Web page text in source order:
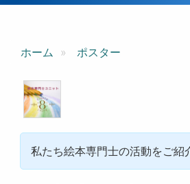
ホーム ポスター
私たち絵本専門士の活動をご紹